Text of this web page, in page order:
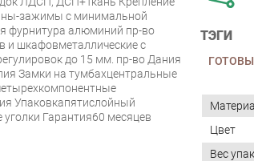
ТЭГИ
зажимы с минимальной
фурнитура алюминий пр-во
и шкафовметаллические с
до 15 мм. пр-во Дания
Замки на тумбахцентральные
Упаковкапятислойный
Гарантия60 месяцев
Цвет
Вес